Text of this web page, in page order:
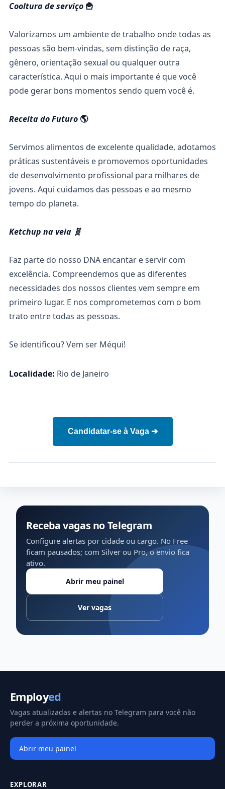
Cooltura de serviço 🍟
Valorizamos um ambiente de trabalho onde todas as
pessoas são bem-vindas, sem distinção de raça,
gênero, orientação sexual ou qualquer outra
característica. Aqui o mais importante é que você
pode gerar bons momentos sendo quem você é.
Receita do Futuro 🌎
Servimos alimentos de excelente qualidade, adotamos
práticas sustentáveis e promovemos oportunidades
de desenvolvimento profissional para milhares de
jovens. Aqui cuidamos das pessoas e ao mesmo
tempo do planeta.
Ketchup na veia 🧬
Faz parte do nosso DNA encantar e servir com
excelência. Compreendemos que as diferentes
necessidades dos nossos clientes vem sempre em
primeiro lugar. E nos comprometemos com o bom
trato entre todas as pessoas.
Se identificou? Vem ser Méqui!
Localidade: Rio de Janeiro
Candidatar-se à Vaga ➔
Receba vagas no Telegram
Configure alertas por cidade ou cargo. No Free
ficam pausados; com Silver ou Pro, o envio fica
ativo.
Abrir meu painel
Ver vagas
Employed
Vagas atualizadas e alertas no Telegram para você não
perder a próxima oportunidade.
Abrir meu painel
EXPLORAR